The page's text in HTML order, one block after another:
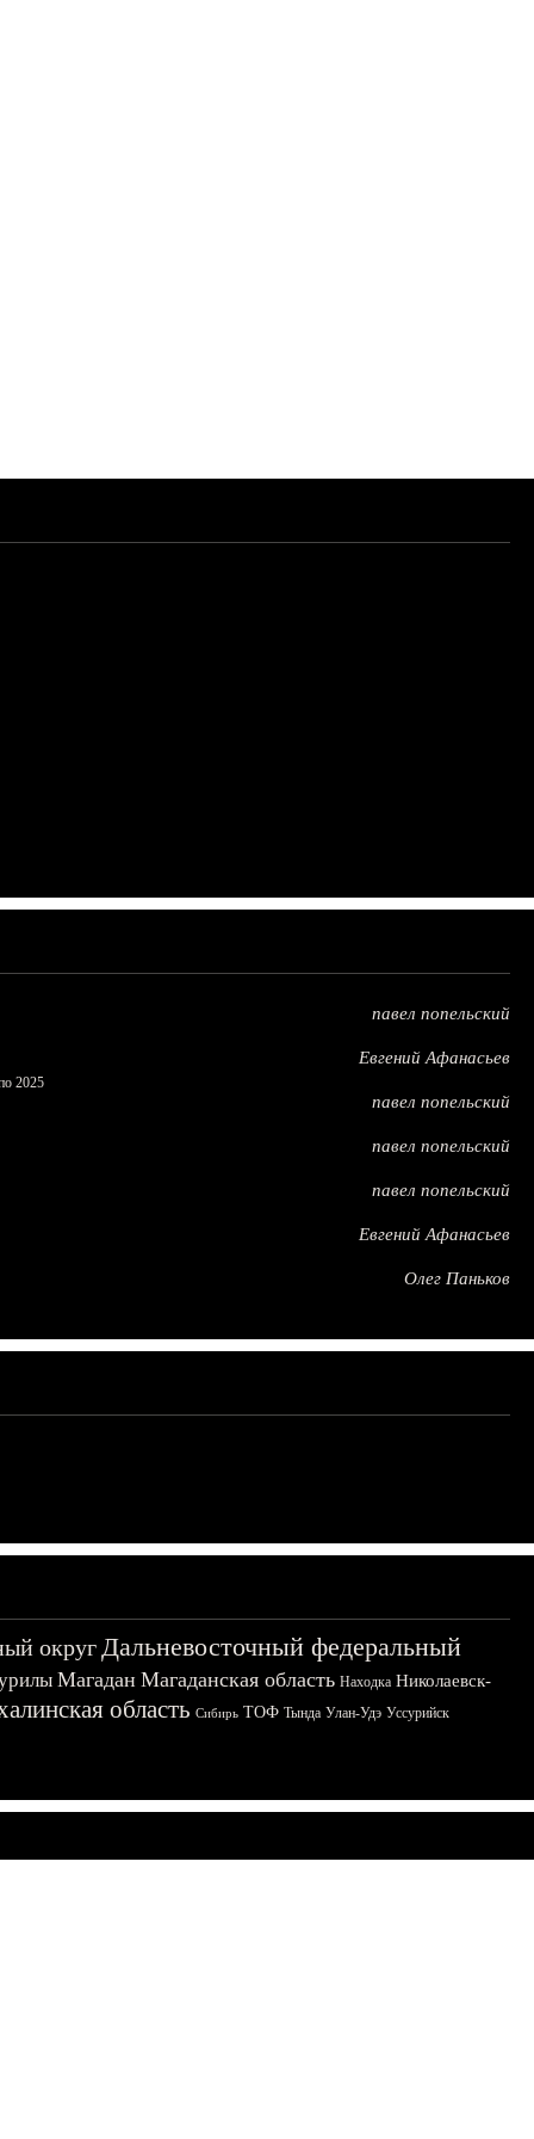
павел попельский
Евгений Афанасьев
2025
павел попельский
павел попельский
павел попельский
Евгений Афанасьев
Олег Паньков
округДальневосточный федеральный
Магадан Магаданская область Находка Николаевск-
область Сибирь ТОФ Тында Улан-Удэ Уссурийск